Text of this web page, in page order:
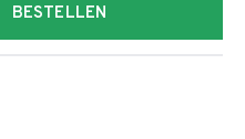
BESTELLEN